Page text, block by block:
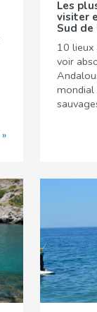
Les
visiter
Sud de
10 lieux
voir
mondial